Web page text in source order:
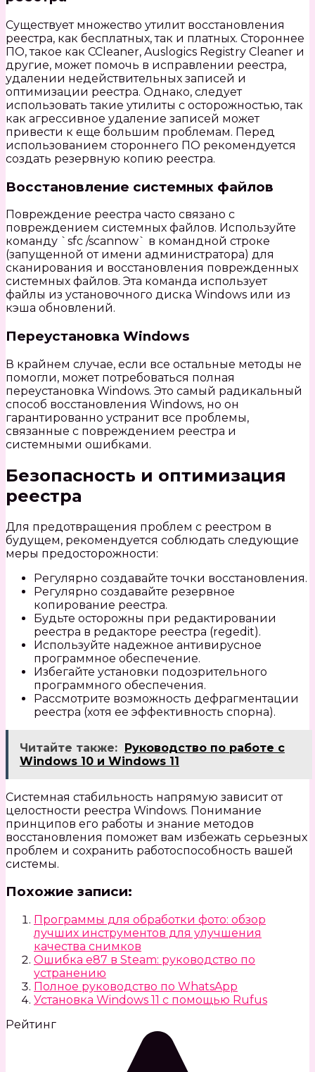
Существует множество утилит восстановления
реестра, как бесплатных, так и платных. Стороннее
ПО, такое как CCleaner, Auslogics Registry Cleaner и
другие, может помочь в исправлении реестра,
удалении недействительных записей и
оптимизации реестра. Однако, следует
использовать такие утилиты с осторожностью, так
как агрессивное удаление записей может
привести к еще большим проблемам. Перед
использованием стороннего ПО рекомендуется
создать резервную копию реестра.
Восстановление системных файлов
Повреждение реестра часто связано с
повреждением системных файлов. Используйте
команду `sfc /scannow` в командной строке
(запущенной от имени администратора) для
сканирования и восстановления поврежденных
системных файлов. Эта команда использует
файлы из установочного диска Windows или из
кэша обновлений.
Переустановка Windows
В крайнем случае, если все остальные методы не
помогли, может потребоваться полная
переустановка Windows. Это самый радикальный
способ восстановления Windows, но он
гарантированно устранит все проблемы,
связанные с повреждением реестра и
системными ошибками.
Безопасность и оптимизация
реестра
Для предотвращения проблем с реестром в
будущем, рекомендуется соблюдать следующие
меры предосторожности:
Регулярно создавайте точки восстановления.
Регулярно создавайте резервное
копирование реестра.
Будьте осторожны при редактировании
реестра в редакторе реестра (regedit).
Используйте надежное антивирусное
программное обеспечение.
Избегайте установки подозрительного
программного обеспечения.
Рассмотрите возможность дефрагментации
реестра (хотя ее эффективность спорна).
Читайте также: Руководство по работе с
Windows 10 и Windows 11
Системная стабильность напрямую зависит от
целостности реестра Windows. Понимание
принципов его работы и знание методов
восстановления поможет вам избежать серьезных
проблем и сохранить работоспособность вашей
системы.
Похожие записи:
Программы для обработки фото: обзор
лучших инструментов для улучшения
качества снимков
Ошибка e87 в Steam: руководство по
устранению
Полное руководство по WhatsApp
Установка Windows 11 с помощью Rufus
Рейтинг